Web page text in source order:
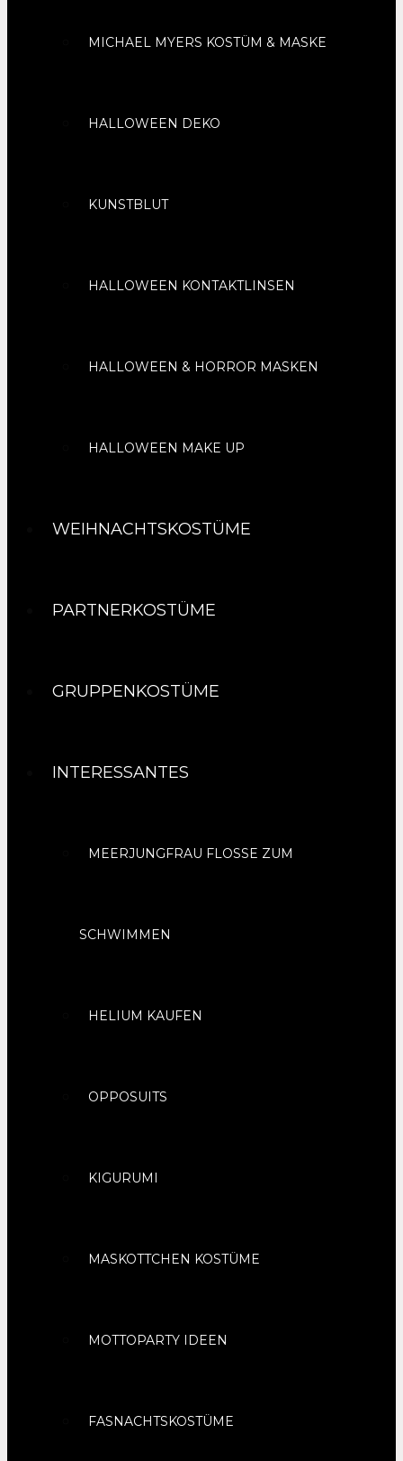
MICHAEL MYERS KOSTÜM & MASKE
HALLOWEEN DEKO
KUNSTBLUT
HALLOWEEN KONTAKTLINSEN
HALLOWEEN & HORROR MASKEN
HALLOWEEN MAKE UP
WEIHNACHTSKOSTÜME
PARTNERKOSTÜME
GRUPPENKOSTÜME
INTERESSANTES
MEERJUNGFRAU FLOSSE ZUM
SCHWIMMEN
HELIUM KAUFEN
OPPOSUITS
KIGURUMI
MASKOTTCHEN KOSTÜME
MOTTOPARTY IDEEN
FASNACHTSKOSTÜME